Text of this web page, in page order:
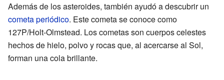
Además de los asteroides, también ayudó a descubrir un
cometa periódico. Este cometa se conoce como
127P/Holt-Olmstead. Los cometas son cuerpos celestes
hechos de hielo, polvo y rocas que, al acercarse al Sol,
forman una cola brillante.